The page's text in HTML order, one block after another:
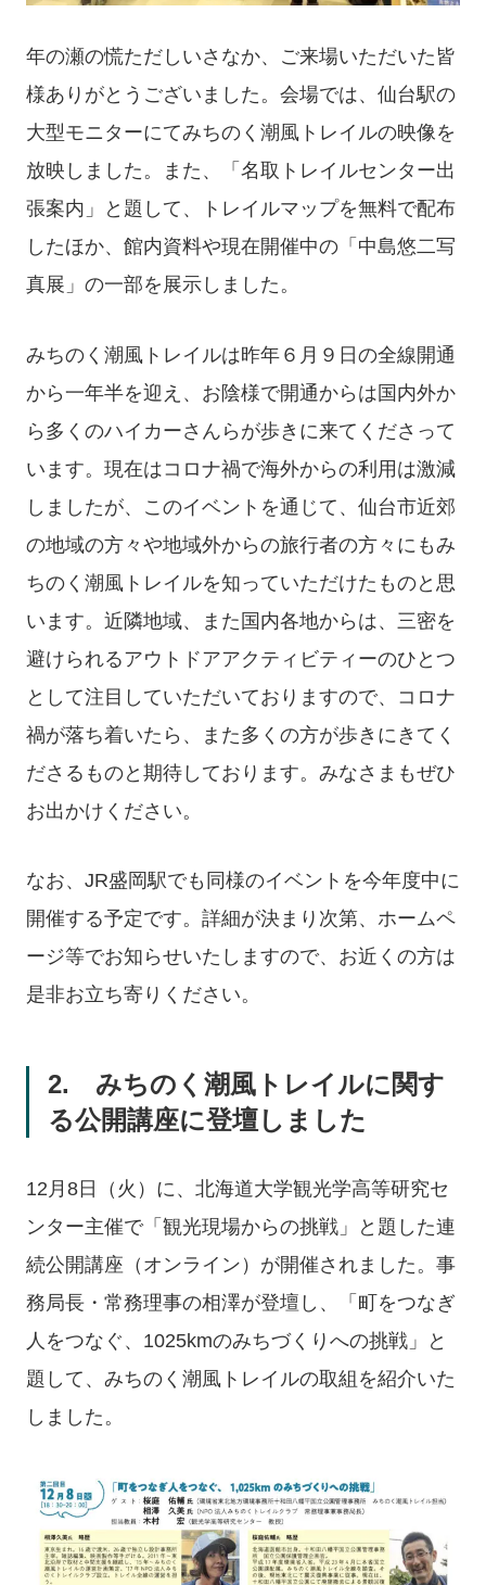
年の瀬の慌ただしいさなか、ご来場いただいた皆
様ありがとうございました。会場では、仙台駅の
大型モニターにてみちのく潮風トレイルの映像を
放映しました。また、「名取トレイルセンター出
張案内」と題して、トレイルマップを無料で配布
したほか、館内資料や現在開催中の「中島悠二写
真展」の一部を展示しました。
みちのく潮風トレイルは昨年６月９日の全線開通
から一年半を迎え、お陰様で開通からは国内外か
ら多くのハイカーさんらが歩きに来てくださって
います。現在はコロナ禍で海外からの利用は激減
しましたが、このイベントを通じて、仙台市近郊
の地域の方々や地域外からの旅行者の方々にもみ
ちのく潮風トレイルを知っていただけたものと思
います。近隣地域、また国内各地からは、三密を
避けられるアウトドアアクティビティーのひとつ
として注目していただいておりますので、コロナ
禍が落ち着いたら、また多くの方が歩きにきてく
ださるものと期待しております。みなさまもぜひ
お出かけください。
なお、JR盛岡駅でも同様のイベントを今年度中に
開催する予定です。詳細が決まり次第、ホームペ
ージ等でお知らせいたしますので、お近くの方は
是非お立ち寄りください。
2. みちのく潮風トレイルに関す
る公開講座に登壇しました
12月8日（火）に、北海道大学観光学高等研究セ
ンター主催で「観光現場からの挑戦」と題した連
続公開講座（オンライン）が開催されました。事
務局長・常務理事の相澤が登壇し、「町をつなぎ
人をつなぐ、1025kmのみちづくりへの挑戦」と
題して、みちのく潮風トレイルの取組を紹介いた
しました。